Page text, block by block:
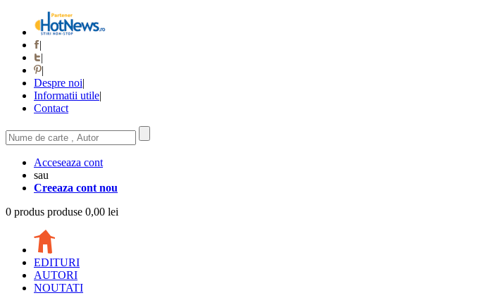
|
|
|
Despre noi|
Informatii utile|
Contact
Acceseaza cont
sau
Creeaza cont nou
0 produs produse 0,00 lei
EDITURI
AUTORI
NOUTATI